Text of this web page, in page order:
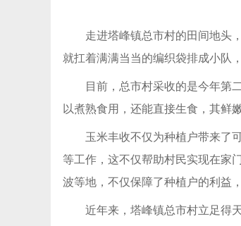
走进塔峰镇总市村的田间地头
就扛着满满当当的编织袋排成小队
目前，总市村采收的是今年第
以煮熟食用，还能直接生食，其鲜
玉米丰收不仅为种植户带来了
等工作，这不仅帮助村民实现在家
波等地，不仅保障了种植户的利益
近年来，塔峰镇总市村立足得